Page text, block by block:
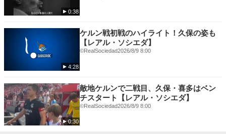
0:38
4:28
ケルン戦初戦のハイライト！久保の姿も
【レアル・ソシエダ】
©RealSociedad2026/8/9 8:00
0:30
敵地ケルンで二戦目、久保・喜多はベン
チスタート【レアル・ソシエダ】
©RealSociedad2026/8/9 8:00